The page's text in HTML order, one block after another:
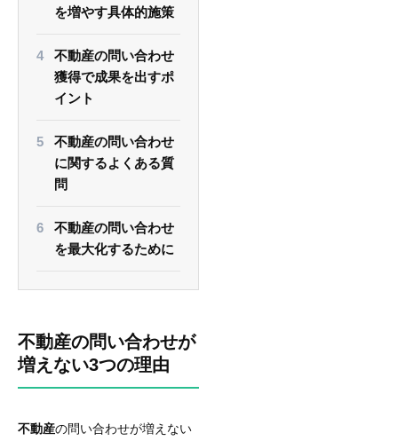
を増やす具体的施策
不動産の問い合わせ
獲得で成果を出すポ
イント
不動産の問い合わせ
に関するよくある質
問
不動産の問い合わせ
を最大化するために
不動産の問い合わせが
増えない3つの理由
不動産の問い合わせが増えない